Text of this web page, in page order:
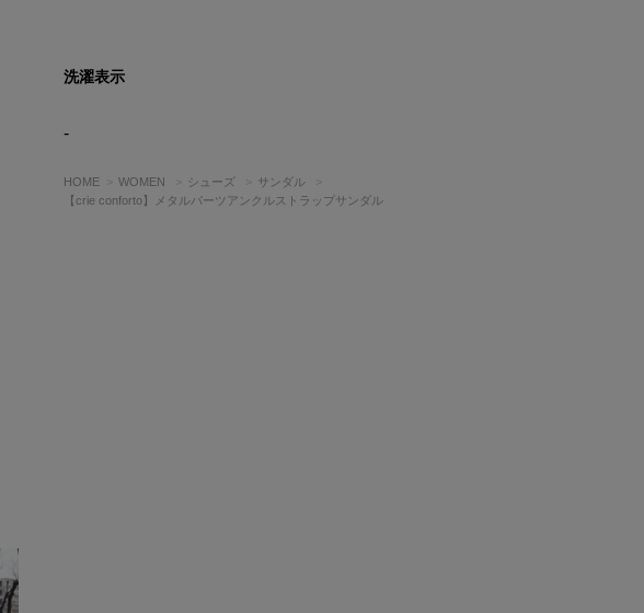
洗濯表示
-
HOME WOMEN シューズ
サンダル
【crie conforto】メタルパーツアンクルストラップサンダル